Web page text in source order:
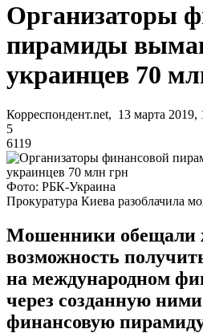
Организаторы
пирамиды
украинцев 70
Корреспондент.net, 13 марта 2019,
5
6119
Фото: РБК-Украина
Прокуратура Киева разоблачила
Мошенники обещали
возможность
на международном
через созданную
финансовую